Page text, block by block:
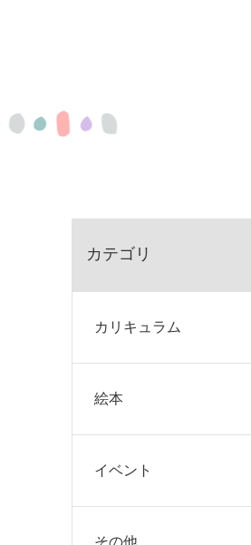
カテゴリ
カリキュラム
絵本
イベント
その他